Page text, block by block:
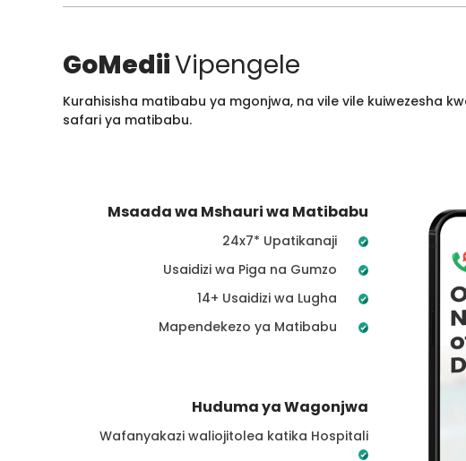
GoMediiVipengele
Kurahisisha matibabu ya mgonjwa, na vile vile kuiwezesha
safari ya matibabu.
Msaada wa Mshauri wa Matibabu
24x7* Upatikanaji
Usaidizi wa Piga na Gumzo
14+ Usaidizi wa Lugha
Mapendekezo ya Matibabu
Huduma ya Wagonjwa
Wafanyakazi waliojitolea katika Hospitali